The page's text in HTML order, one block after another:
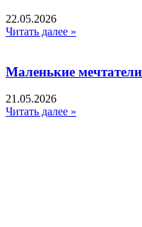
22.05.2026
Читать далее »
Маленькие
21.05.2026
Читать далее »